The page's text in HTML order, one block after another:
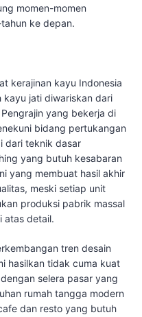
momen-momen
ke depan.
kerajinan kayu Indonesia
kayu jati diwariskan dari
yang bekerja di
bidang pertukangan
dari teknik dasar
yang butuh kesabaran
yang membuat hasil akhir
meski setiap unit
produksi pabrik massal
atas detail.
tren desain
hasilkan tidak cuma kuat
selera pasar yang
rumah tangga modern
dan resto yang butuh